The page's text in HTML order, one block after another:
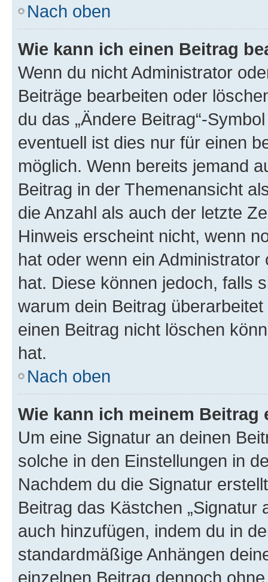
Nach oben
Wie kann ich einen Beitrag
Wenn du nicht Administrator
Beiträge bearbeiten oder
du das „Ändere Beitrag“-
eventuell ist dies nur für einen
möglich. Wenn bereits jemand
Beitrag in der Themenansicht
die Anzahl als auch der letzte
Hinweis erscheint nicht, wenn
hat oder wenn ein
hat. Diese können jedoch, falls
warum dein Beitrag
einen Beitrag nicht löschen
hat.
Nach oben
Wie kann ich meinem
Um eine Signatur an deinen
solche in den Einstellungen in
Nachdem du die Signatur
Beitrag das Kästchen „Signatur
auch hinzufügen, indem du in
standardmäßige Anhängen
einzelnen Beitrag dennoch